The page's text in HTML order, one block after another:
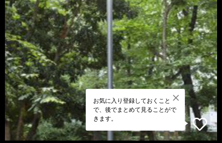
お気に入り登録しておくこと
で、後でまとめて見ることがで
きます。